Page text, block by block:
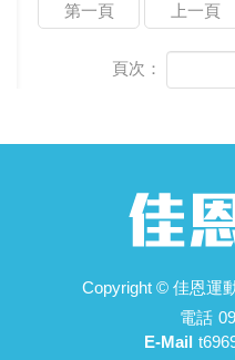
第一頁 上一頁
頁次：
Copyright © 佳恩運
電話
E-Mail